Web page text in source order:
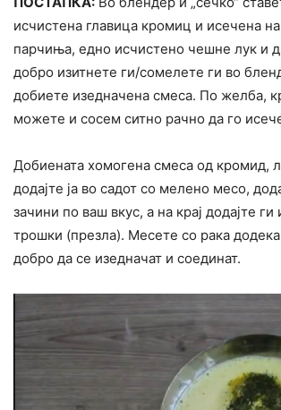
исчистена главица кромиц и исечена
парчиња, едно исчистено чешне лук и
добро изитнете ги/сомелете ги во
добиете изедначена смеса. По желба,
можете и сосем ситно рачно да го
Добиената хомогена смеса од кромид,
додајте ја во садот со мелено месо,
зачини по ваш вкус, а на крај додајте ги
трошки (презла). Месете со рака додека
добро да се изедначат и соединат.